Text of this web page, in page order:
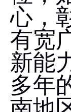
心，
有宽
新能
多年